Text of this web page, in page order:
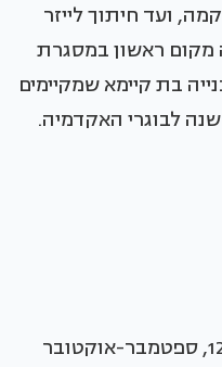
ועד חיתוך לייזר
מקום ראשון במסגרת
בת קיימא שמקיימים
שנה לבוגרי האקדמיה.
מתוך מדור 'קל וחומר'. גליון 126, ספטמבר-אוקטובר